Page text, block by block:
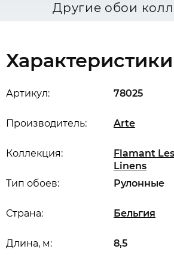
Другие обои
Характеристики
Артикул: 78025
Производитель: Arte
Коллекция:
Flamant
Linens
Длина, м: 8,5
Страна: Бельгия
Тип обоев: Рулонные